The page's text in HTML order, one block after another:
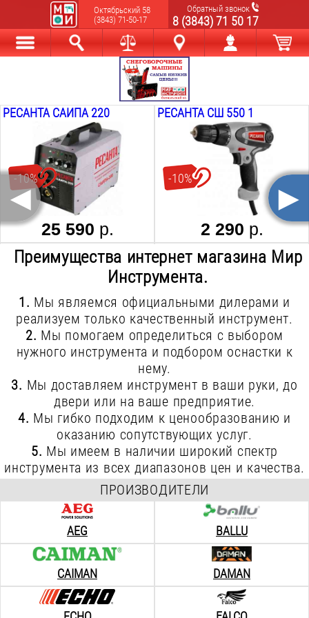
Октябрьский 58
(3843) 71-50-17
Обратный звонок
8 (3843) 71 50 17
СравнитьНовокузнецк
РЕСАНТА САИПА 220
-10%
25 590 р.
РЕСАНТА СШ 550 1
-10%
2 290 р.
ВИХРЬ СШ 550/2
-10%
РЕСАНТА С 500
-10%
РЕСАНТА ТГП 15000
-10%
6 590р.
РЕСАНТА ТГП 30000
-10%
8 790р.
ВИХРЬ СН 90 В РЕСАНТА ЛШМ 75/900
◄ ►
Преимущества интернет магазина Мир
Инструмента.
1. Мы являемся официальными дилерами и
реализуем только качественный инструмент.
2. Мы помогаем определиться с выбором
нужного инструмента и подбором оснастки к
нему.
3. Мы доставляем инструмент в ваши руки, до
двери или на ваше предприятие.
4. Мы гибко подходим к ценообразованию и
оказанию сопутствующих услуг.
5. Мы имеем в наличии широкий спектр
инструмента из всех диапазонов цен и качества.
ПРОИЗВОДИТЕЛИ
AEG BALLU
CAIMAN DAMAN